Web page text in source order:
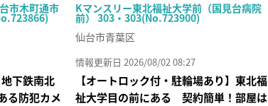
市木町通市
下鉄南北
防犯カメ
Kマンスリー東北福祉大学前（国見台病院
前） 303・303(No.723900)
仙台市青葉区
情報更新日 2026/08/02 08:27
【オートロック付・駐輪場あり】東北福
祉大学目の前にある 契約簡単！部屋は